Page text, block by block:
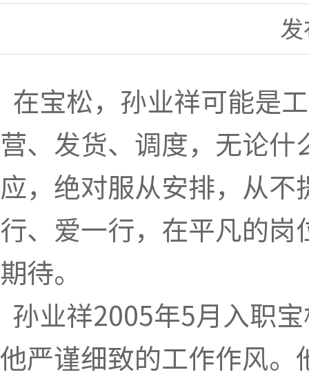
在宝松，孙业祥可能是
营、发货、调度，无论
应，绝对服从安排，从
行、爱一行，在平凡的岗
期待。
孙业祥2005年5月入职
他严谨细致的工作作风